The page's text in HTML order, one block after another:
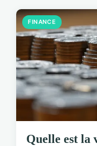
FINANCE
Quelle est la